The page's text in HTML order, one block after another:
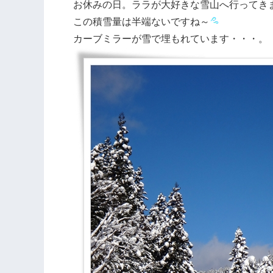
お休みの日。ララが大好きな雪山へ行ってき
この積雪量は半端ないですね～
カーブミラーが雪で埋もれています・・・。